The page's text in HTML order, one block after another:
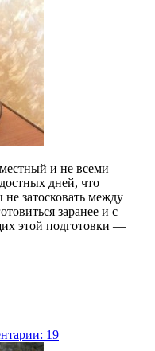
и не всеми
дней, что
затосковать между
заранее и с
этой подготовки —
19